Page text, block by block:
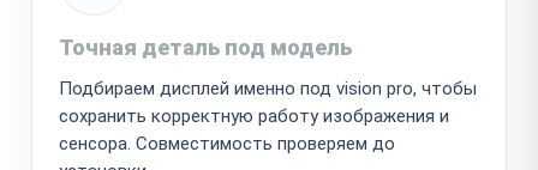
Точная деталь под модель
Подбираем дисплей именно под vision pro, чтобы
сохранить корректную работу изображения и
сенсора. Совместимость проверяем до